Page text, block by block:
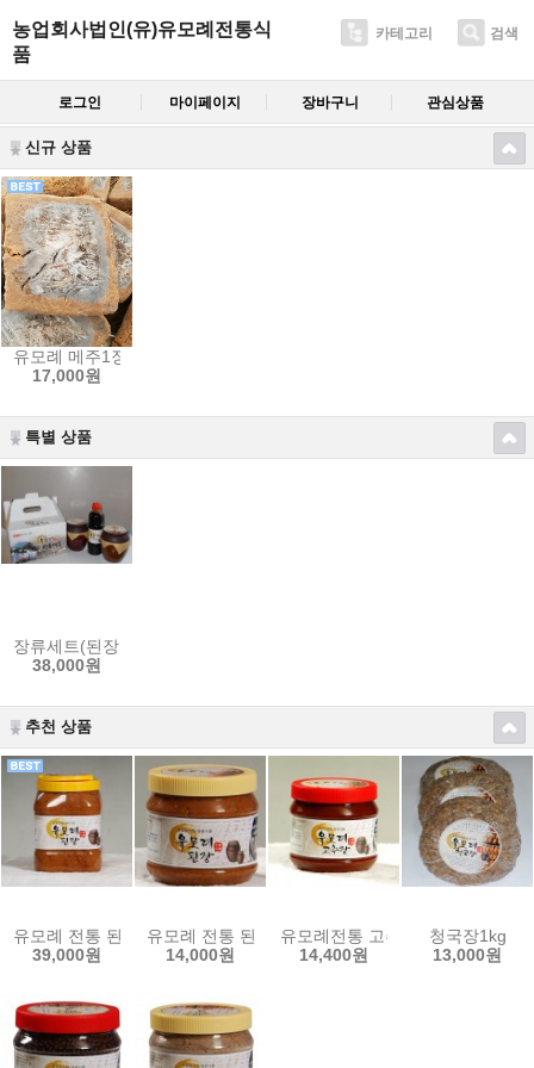
농업회사법인(유)유모례전통식
품
카테고리 검색
로그인 마이페이지 장바구니 관심상품
신규 상품
유모례 메주1장 ( 1.4kg) / 국산콩 / 씨된장, 숯, 고추, 장담기설명서 드
17,000원
특별 상품
장류세트(된장1kg+고추장1kg+간장500ml)
38,000원
추천 상품
유모례 전통 된장 3kg
39,000원
유모례 전통 된장 1kg
14,000원
유모례전통 고추장1kg
14,400원
청국장1kg
13,000원